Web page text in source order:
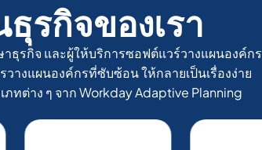
รกิจของเรา​
ธุรกิจ และผู้ให้บริการซอฟต์แวร์วางแผนองค์กร
างแผนองค์กรที่ซับซ้อน ให้กลายเป็นเรื่องง่าย
ทต่าง ๆ จาก Workday Adaptive Planning